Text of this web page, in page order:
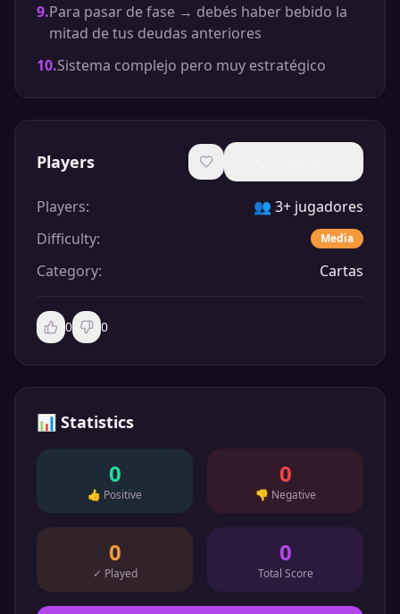
9.Para pasar de fase → debés haber bebido la
mitad de tus deudas anteriores
10.Sistema complejo pero muy estratégico
Players
Players: 👥 3+ jugadores
Difficulty: Media
Category: Cartas
0 0
📊 Statistics
0
👍 Positive
0
👎 Negative
0
✓ Played
0
Total Score